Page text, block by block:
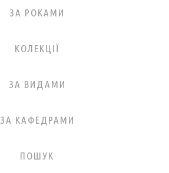
ЗА РОКАМИ
КОЛЕКЦІЇ
ЗА ВИДАМИ
ЗА КАФЕДРАМИ
ПОШУК